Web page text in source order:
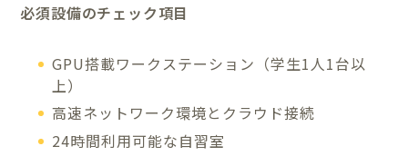
必須設備のチェック項目
GPU搭載ワークステーション（学生1人1台以
上）
高速ネットワーク環境とクラウド接続
24時間利用可能な自習室